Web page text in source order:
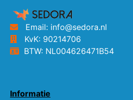
Email: info@sedora.nl
KvK: 90214706
BTW: NL004626471B54
Informatie